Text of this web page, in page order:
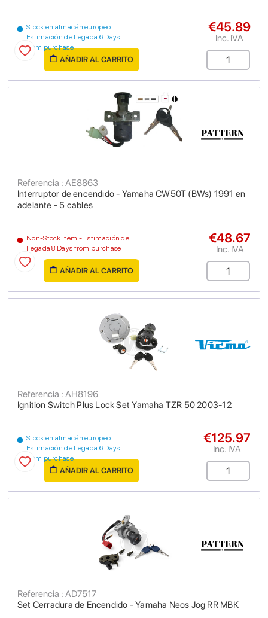
Stock en almacén europeo
Estimación de llegada 6 Days
from purchase
€45.89
Inc. IVA
AÑADIR AL CARRITO
Interruptor de encendido - Yamaha CW50T (BWs) 1991 en
adelante - 5 cables
Referencia : AE8863
Non-Stock Item - Estimación de
llegada 8 Days from purchase
€48.67
Inc. IVA
AÑADIR AL CARRITO
Ignition Switch Plus Lock Set Yamaha TZR 50 2003-12
Referencia : AH8196
Stock en almacén europeo
Estimación de llegada 6 Days
from purchase
€125.97
Inc. IVA
AÑADIR AL CARRITO
Set Cerradura de Encendido - Yamaha Neos Jog RR MBK
Referencia : AD7517